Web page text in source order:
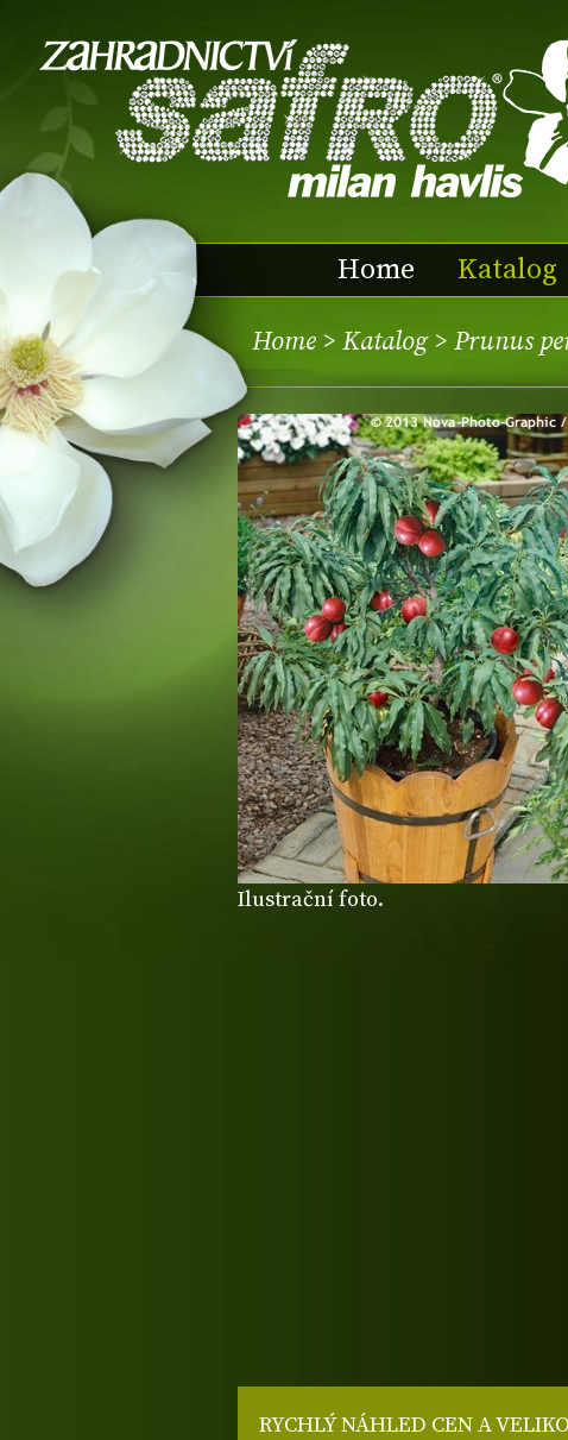
Home Katalog
Home > Katalog> Prunus
Ilustrační foto.
RYCHLÝ NÁHLED CEN A